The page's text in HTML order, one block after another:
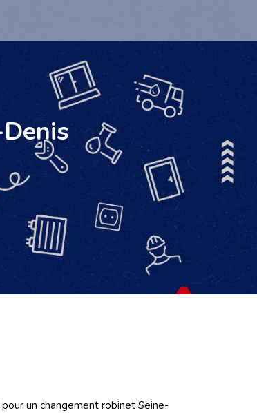
un changement robinet Seine-